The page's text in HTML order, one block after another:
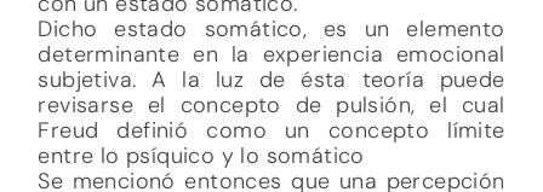
Dicho estado somático, es un elemento
determinante en la experiencia emocional
subjetiva. A la luz de ésta teoría puede
revisarse el concepto de pulsión, el cual
Freud definió como un concepto límite
entre lo psíquico y lo somático
Se mencionó entonces que una percepción